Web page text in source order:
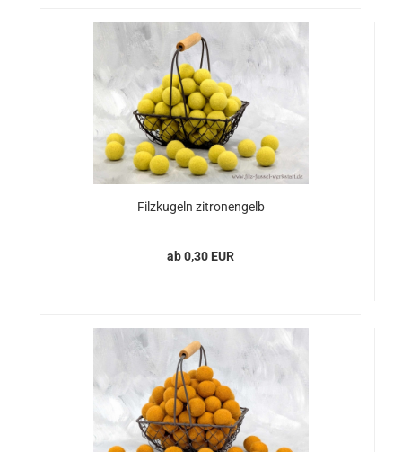
Filzkugeln zitronengelb
ab 0,30 EUR